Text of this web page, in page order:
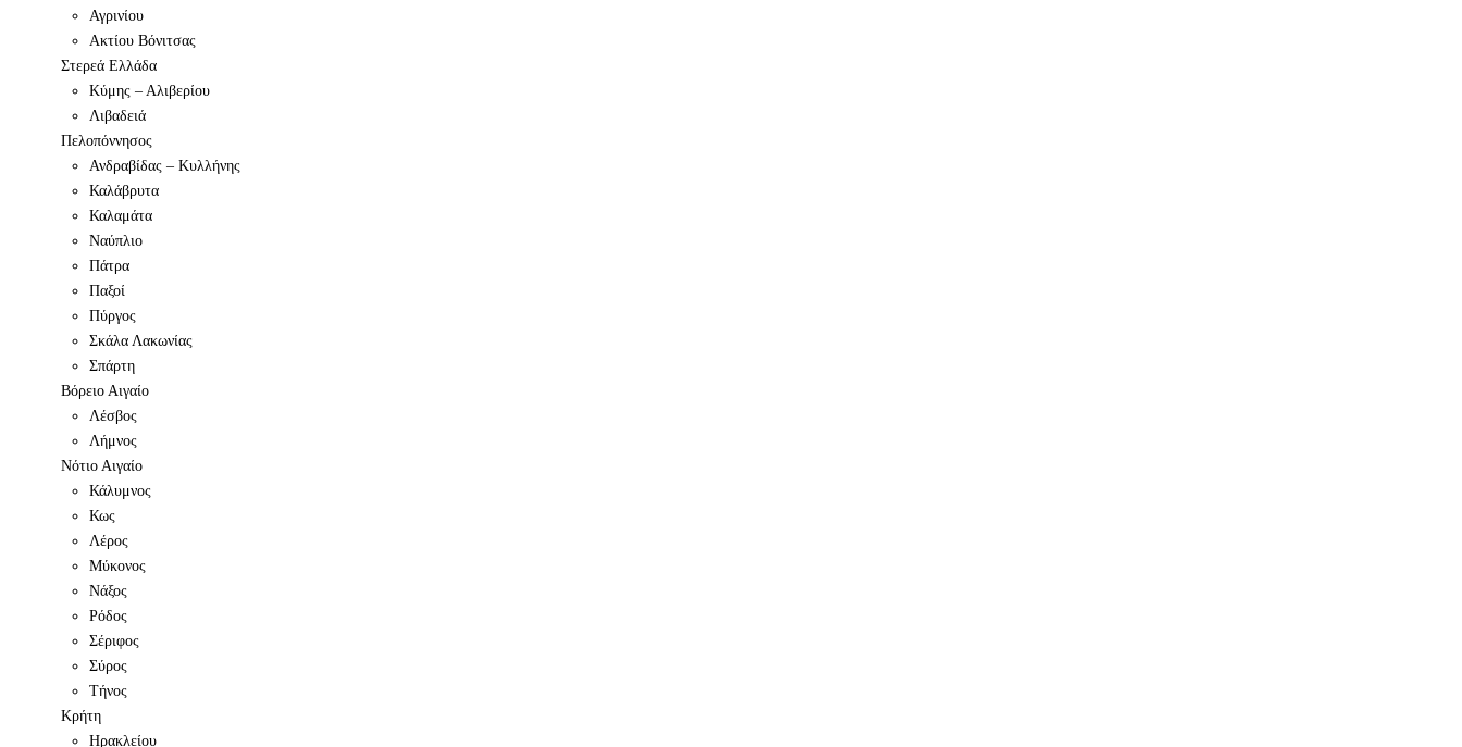
Αγρινίου
Ακτίου Βόνιτσας
Στερεά Ελλάδα
Κύμης – Αλιβερίου
Λιβαδειά
Πελοπόννησος
Ανδραβίδας – Κυλλήνης
Καλάβρυτα
Καλαμάτα
Ναύπλιο
Πάτρα
Παξοί
Πύργος
Σκάλα Λακωνίας
Σπάρτη
Βόρειο Αιγαίο
Λέσβος
Λήμνος
Νότιο Αιγαίο
Κάλυμνος
Κως
Λέρος
Μύκονος
Νάξος
Ρόδος
Σέριφος
Σύρος
Τήνος
Κρήτη
Ηρακλείου